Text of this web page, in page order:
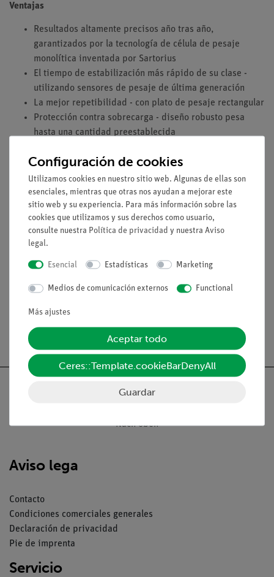
Ventajas
Resultados altamente precisos año tras año,
garantizados por la tecnología de célula de pesaje
monolítica inventada por Sartorius
El tiempo de estabilización más rápido de su clase -
utilizando sensores de pesaje de última generación
La mejor repetibilidad - con plato de pesaje rectangular
Protección contra sobrecarga - diseño robusto pesa
hasta una cantidad preestablecida
mediante piezas de tereftalato de polibutileno (PBT),
acero inoxidable y vidrio
Precisión óptima y comodidad de uso: gracias a las
funciones de calibración y ajuste totalmente
automatizadas y controladas por tiempo, exclusivas de
este tipo de pesaje
Medios / Descargas
Envío gratuito a partir de 300,- €.
Nach oben
Aviso lega
Contacto
Condiciones comerciales generales
Declaración de privacidad
Pie de imprenta
Servicio
Configuración de cookies
Utilizamos cookies en nuestro sitio web. Algunas de ellas son
esenciales, mientras que otras nos ayudan a mejorar este
sitio web y su experiencia. Para más información sobre las
cookies que utilizamos y sus derechos como usuario,
consulte nuestra Política de privacidad y nuestra Aviso
legal.
Esencial Estadísticas Marketing
Medios de comunicación externos Functional
Más ajustes
Aceptar todo
Ceres::Template.cookieBarDenyAll
Guardar